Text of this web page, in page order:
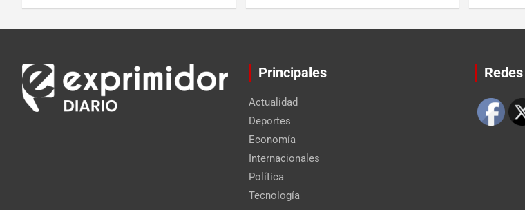
Principales
Actualidad
Deportes
Economía
Internacionales
Política
Tecnología